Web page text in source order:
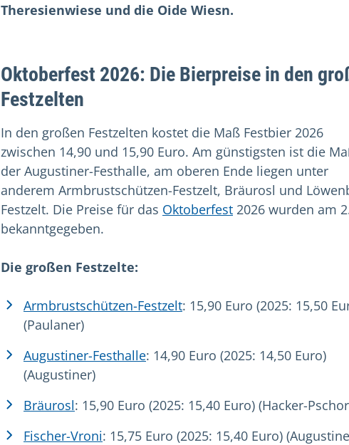
Theresienwiese und die Oide Wiesn.
Oktoberfest 2026: Die Bierpreise in den
Festzelten
In den großen Festzelten kostet die Maß Festbier 2026
zwischen 14,90 und 15,90 Euro. Am günstigsten ist die
der Augustiner-Festhalle, am oberen Ende liegen unter
anderem Armbrustschützen-Festzelt, Bräurosl und
Festzelt. Die Preise für das Oktoberfest 2026 wurden am
bekanntgegeben.
Die großen Festzelte:
Armbrustschützen-Festzelt: 15,90 Euro (2025: 15,50
(Paulaner)
Augustiner-Festhalle: 14,90 Euro (2025: 14,50 Euro)
(Augustiner)
Bräurosl: 15,90 Euro (2025: 15,40 Euro) (Hacker-
Fischer-Vroni: 15,75 Euro (2025: 15,40 Euro)